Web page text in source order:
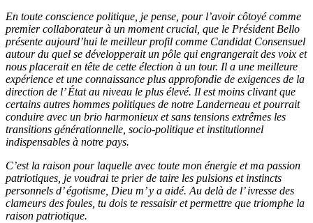
En toute conscience politique, je pense, pour l’avoir côtoyé comme
premier collaborateur à un moment crucial, que le Président Bello
présente aujourd’hui le meilleur profil comme Candidat Consensuel
autour du quel se développerait un pôle qui engrangerait des voix et
nous placerait en tête de cette élection à un tour. Il a une meilleure
expérience et une connaissance plus approfondie de exigences de la
direction de l’ État au niveau le plus élevé. Il est moins clivant que
certains autres hommes politiques de notre Landerneau et pourrait
conduire avec un brio harmonieux et sans tensions extrêmes les
transitions générationnelle, socio-politique et institutionnel
indispensables à notre pays.
C’est la raison pour laquelle avec toute mon énergie et ma passion
patriotiques, je voudrai te prier de taire les pulsions et instincts
personnels d’ égotisme, Dieu m’ y a aidé. Au delà de l’ ivresse des
clameurs des foules, tu dois te ressaisir et permettre que triomphe la
raison patriotique.